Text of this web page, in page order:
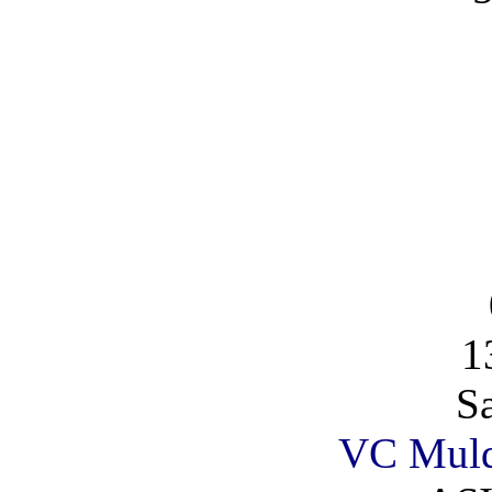
VC